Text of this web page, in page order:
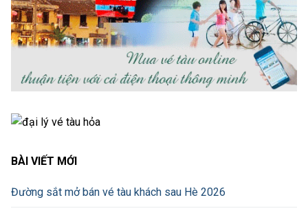
BÀI VIẾT MỚI
Đường sắt mở bán vé tàu khách sau Hè 2026